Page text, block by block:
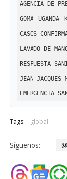
AGENCIA DE
GOMA UGANDA
CASOS
LAVADO DE
RESPUESTA
JEAN-JACQUES
EMERGENCIA
Tags: global
Síguenos: